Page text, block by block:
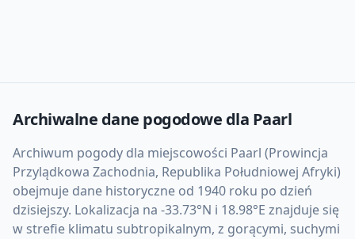
Archiwalne dane pogodowe dla Paarl
Archiwum pogody dla miejscowości Paarl (Prowincja
Przylądkowa Zachodnia, Republika Południowej Afryki)
obejmuje dane historyczne od 1940 roku po dzień
dzisiejszy. Lokalizacja na -33.73°N i 18.98°E znajduje się
w strefie klimatu subtropikalnym, z gorącymi, suchymi